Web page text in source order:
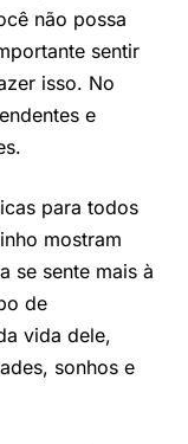
não possa
sentir
isso. No
e
para todos
mostram
se sente mais à
de
vida dele,
sonhos e